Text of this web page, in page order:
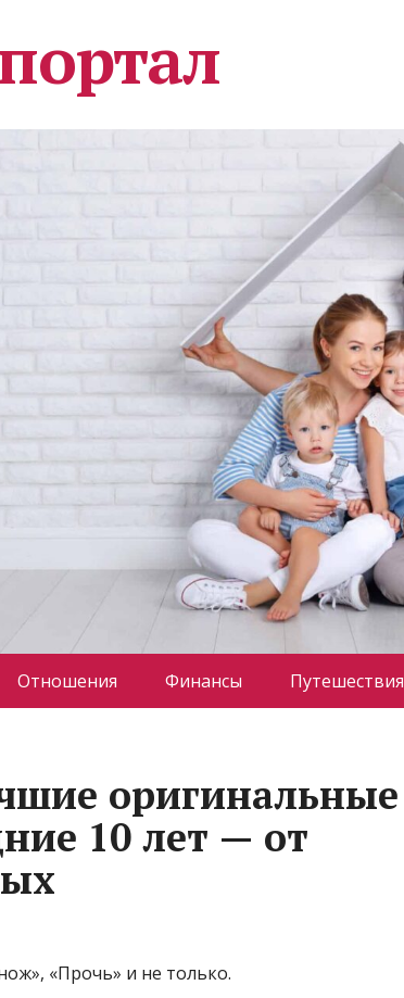
Отношения Финансы Путешествия
оригинальные
10 лет — от
«Прочь» и не только.